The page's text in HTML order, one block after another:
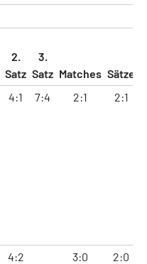
2.
Satz
3.
Satz Matches Sätze
4:1 7:4 2:1 2:1
4:2 3:0 2:0